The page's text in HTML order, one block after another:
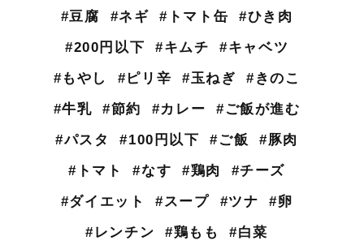
#豆腐 #ネギ #トマト缶
#ひき肉
#200円以下
#キムチ
#キャベツ
#もやし
#ピリ辛 #玉ねぎ
#きのこ
#牛乳
#節約 #カレー
#ご飯が進む
#パスタ
#100円以下 #ご飯
#豚肉
#トマト
#なす #鶏肉
#チーズ
#ダイエット
#スープ #ツナ
#卵
#レンチン
#鶏もも #白菜